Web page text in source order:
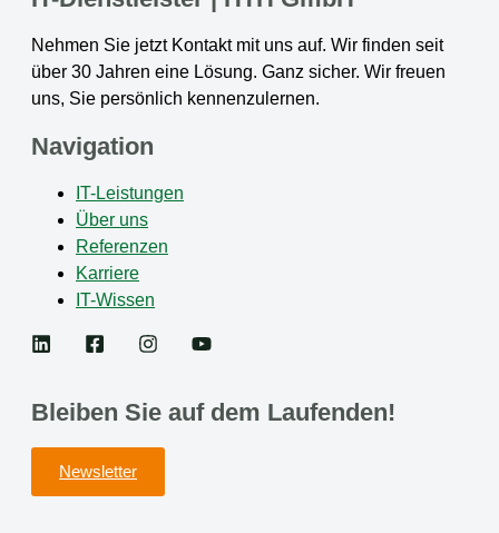
Nehmen Sie jetzt Kontakt mit uns auf. Wir finden seit
über 30 Jahren eine Lösung. Ganz sicher. Wir freuen
uns, Sie persönlich kennenzulernen.
Navigation
IT-Leistungen
Über uns
Referenzen
Karriere
IT-Wissen
Bleiben Sie auf dem Laufenden!
Newsletter